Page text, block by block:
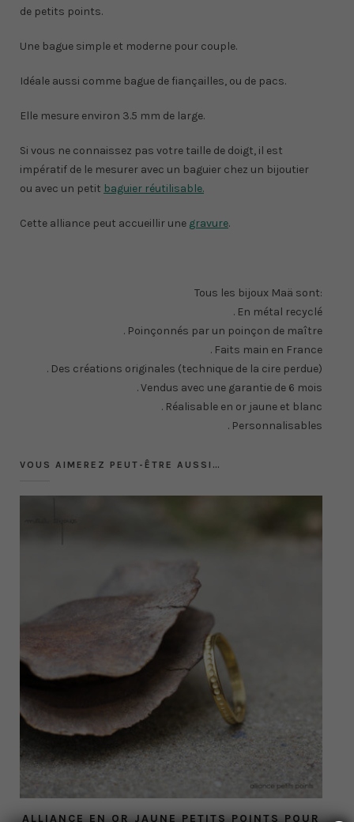
de petits points.
Une bague simple et moderne pour couple.
Idéale aussi comme bague de fiançailles, ou de pacs.
Elle mesure environ 3.5 mm de large.
Si vous ne connaissez pas votre taille de doigt, il est
impératif de le mesurer avec un baguier chez un bijoutier
ou avec un petit baguier réutilisable.
Cette alliance peut accueillir une gravure.
Tous les bijoux Maä sont:
. En métal recyclé
. Poinçonnés par un poinçon de maître
. Faits main en France
. Des créations originales (technique de la cire perdue)
. Vendus avec une garantie de 6 mois
. Réalisable en or jaune et blanc
. Personnalisables
VOUS AIMEREZ PEUT-ÊTRE AUSSI…
ALLIANCE EN OR JAUNE PETITS POINTS POUR